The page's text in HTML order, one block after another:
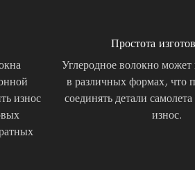
износ
Простота
Углеродное волокно может
в различных формах, что
соединять детали
износ.